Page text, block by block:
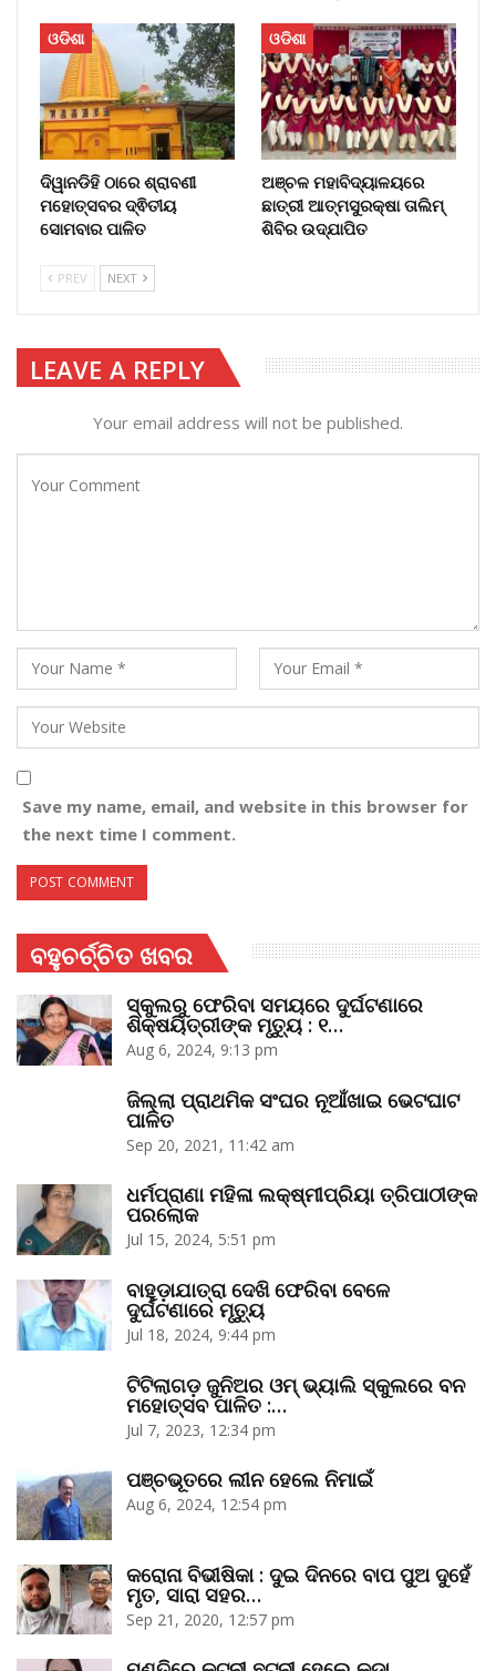
ଓଡିଶା
ଦିୱାନଡିହି ଠାରେ ଶ୍ରାବଣୀ
ମହୋତ୍ସବର ଦ୍ଵିତୀୟ
ସୋମବାର ପାଳିତ
ଓଡିଶା
ଅଞ୍ଚଳ ମହାବିଦ୍ୟାଳୟରେ
ଛାତ୍ରୀ ଆତ୍ମସୁରକ୍ଷା ତାଲିମ୍
ଶିବିର ଉଦ୍‌ଯାପିତ
PREV NEXT
LEAVE A REPLY
Your email address will not be published.
Save my name, email, and website in this browser for
the next time I comment.
ବହୁଚର୍ଚ୍ଚିତ ଖବର
ସ୍କୁଲରୁ ଫେରିବା ସମୟରେ ଦୁର୍ଘଟଣାରେ
ଶିକ୍ଷୟିତ୍ରୀଙ୍କ ମୃତ୍ୟୁ : ୧…
Aug 6, 2024, 9:13 pm
ଜିଲ୍ଲା ପ୍ରାଥମିକ ସଂଘର ନୂଆଁଖାଇ ଭେଟଘାଟ
ପାଳିତ
Sep 20, 2021, 11:42 am
ଧର୍ମପ୍ରାଣା ମହିଳା ଲକ୍ଷ୍ମୀପ୍ରିୟା ତ୍ରିପାଠୀଙ୍କ
ପରଲୋକ
Jul 15, 2024, 5:51 pm
ବାହୁଡ଼ାଯାତ୍ରା ଦେଖି ଫେରିବା ବେଳେ
ଦୁର୍ଘଟଣାରେ ମୃତ୍ୟୁ
Jul 18, 2024, 9:44 pm
ଟିଟିଲାଗଡ଼ ଜୁନିଅର ଓମ୍‌ ଭ୍ୟାଲି ସ୍କୁଲରେ ବନ
ମହୋତ୍ସବ ପାଳିତ :…
Jul 7, 2023, 12:34 pm
ପଞ୍ଚଭୂତରେ ଲୀନ ହେଲେ ନିମାଇଁ
Aug 6, 2024, 12:54 pm
କରୋନା ବିଭୀଷିକା : ଦୁଇ ଦିନରେ ବାପ ପୁଅ ଦୁହେଁ
ମୃତ, ସାରା ସହର…
Sep 21, 2020, 12:57 pm